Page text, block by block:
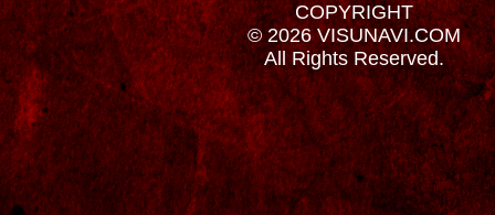
COPYRIGHT
© 2026 VISUNAVI.COM
All Rights Reserved.